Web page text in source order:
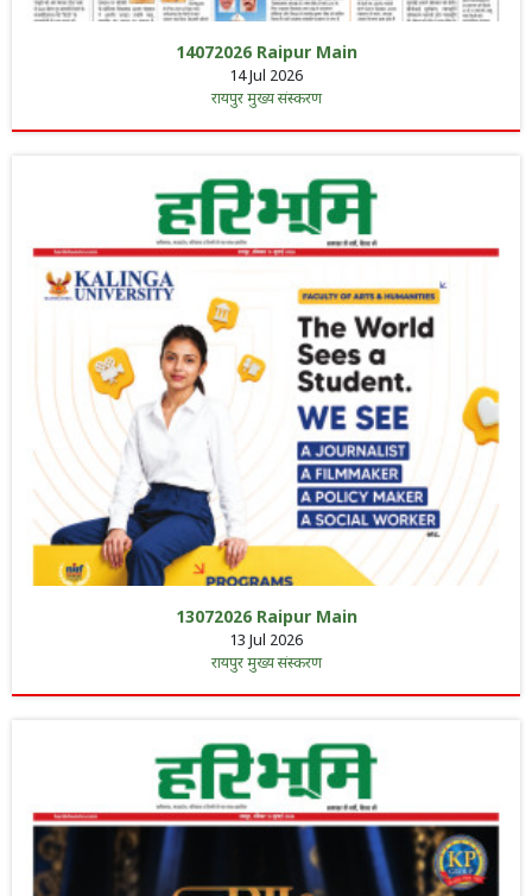
14072026 Raipur Main
14 Jul 2026
रायपुर मुख्य संस्करण
13072026 Raipur Main
13 Jul 2026
रायपुर मुख्य संस्करण